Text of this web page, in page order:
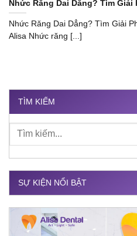
Nhức Răng Dai Dẳng? Tìm Giải
Nhức Răng Dai Dẳng? Tìm Giải
Alisa Nhức răng [...]
TÌM KIẾM
SỰ KIỆN NỔI BẬT